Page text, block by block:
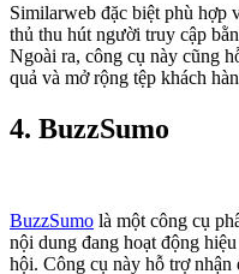
Similarweb đặc biệt phù hợp
thủ thu hút người truy cập
Ngoài ra, công cụ này cũng
quả và mở rộng tệp khách
4. BuzzSumo
BuzzSumo là một công cụ
nội dung đang hoạt động
hội. Công cụ này hỗ trợ